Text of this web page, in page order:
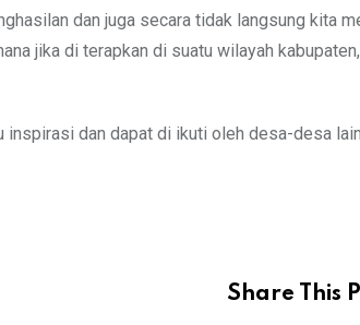
dan juga secara tidak langsung kita
jika di terapkan di suatu wilayah
inspirasi dan dapat di ikuti oleh desa-desa
Share This